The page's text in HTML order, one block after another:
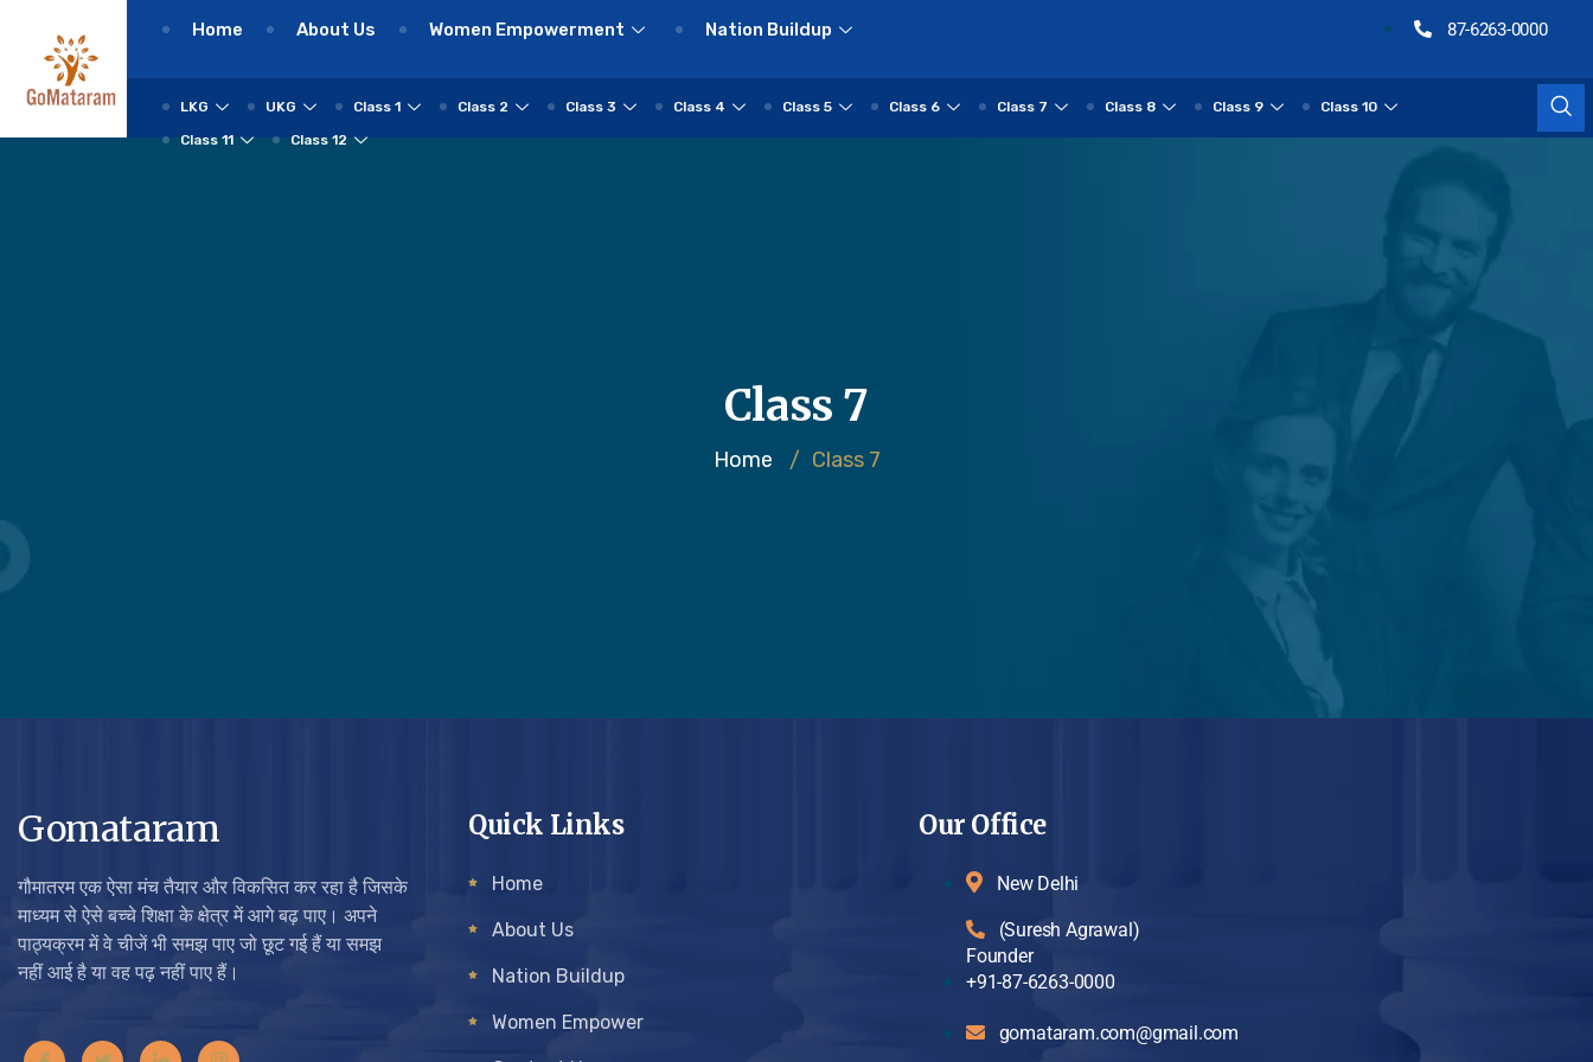
Home About Us Women Empowerment Nation Buildup 87-6263-0000
LKG UKG Class 1 Class 2 Class 3 Class 4 Class 5 Class 6 Class 7 Class 8 Class 9
Class 10
Class 11
Class 12
Class 7
Home / Class 7
Gomataram
गौमातरम एक ऐसा मंच तैयार और विकसित कर रहा है जिसके
माध्यम से ऐसे बच्चे शिक्षा के क्षेत्र में आगे बढ़ पाए। अपने
पाठ्यक्रम में वे चीजें भी समझ पाए जो छूट गई हैं या समझ
नहीं आई है या वह पढ़ नहीं पाए हैं।
Quick Links
Home
About Us
Nation Buildup
Women Empower
Our Office
New Delhi
(Suresh Agrawal)
Founder
+91-87-6263-0000
gomataram.com@gmail.com